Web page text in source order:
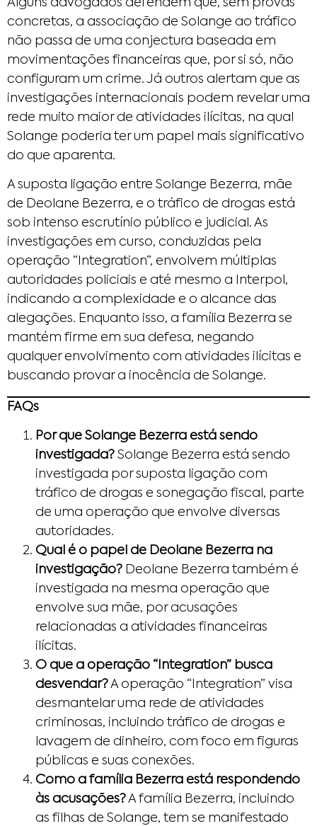
Alguns advogados defendem que, sem provas
concretas, a associação de Solange ao tráfico
não passa de uma conjectura baseada em
movimentações financeiras que, por si só, não
configuram um crime. Já outros alertam que as
investigações internacionais podem revelar uma
rede muito maior de atividades ilícitas, na qual
Solange poderia ter um papel mais significativo
do que aparenta.
A suposta ligação entre Solange Bezerra, mãe
de Deolane Bezerra, e o tráfico de drogas está
sob intenso escrutínio público e judicial. As
investigações em curso, conduzidas pela
operação “Integration”, envolvem múltiplas
autoridades policiais e até mesmo a Interpol,
indicando a complexidade e o alcance das
alegações. Enquanto isso, a família Bezerra se
mantém firme em sua defesa, negando
qualquer envolvimento com atividades ilícitas e
buscando provar a inocência de Solange.
FAQs
Por que Solange Bezerra está sendo
investigada? Solange Bezerra está sendo
investigada por suposta ligação com
tráfico de drogas e sonegação fiscal, parte
de uma operação que envolve diversas
autoridades.
Qual é o papel de Deolane Bezerra na
investigação? Deolane Bezerra também é
investigada na mesma operação que
envolve sua mãe, por acusações
relacionadas a atividades financeiras
ilícitas.
O que a operação “Integration” busca
desvendar?A operação “Integration” visa
desmantelar uma rede de atividades
criminosas, incluindo tráfico de drogas e
lavagem de dinheiro, com foco em figuras
públicas e suas conexões.
Como a família Bezerra está respondendo
às acusações?A família Bezerra, incluindo
as filhas de Solange, tem se manifestado